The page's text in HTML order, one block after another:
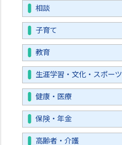
相談
子育て
教育
生涯学習・文化・スポーツ
健康・医療
保険・年金
高齢者・介護